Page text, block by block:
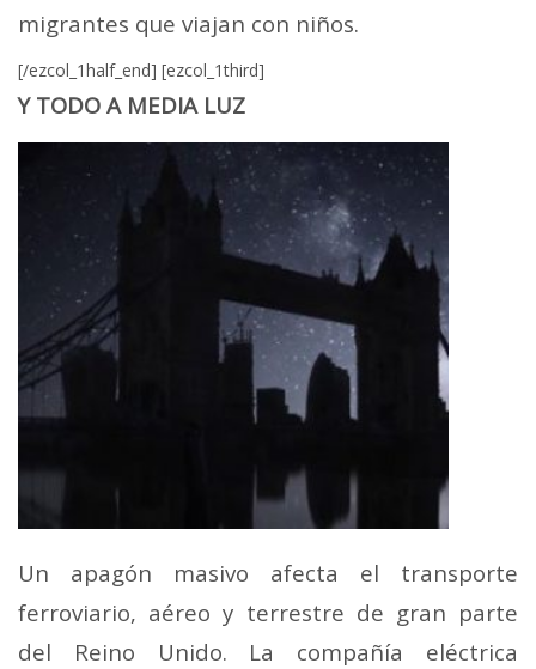
migrantes que viajan con niños.
[/ezcol_1half_end] [ezcol_1third]
Y TODO A MEDIA LUZ
Un apagón masivo afecta el transporte
ferroviario, aéreo y terrestre de gran parte
del Reino Unido. La compañía eléctrica